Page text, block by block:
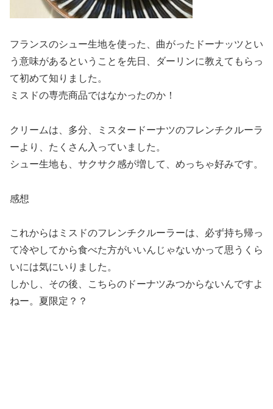
フランスのシュー生地を使った、曲がったドーナッツとい
う意味があるということを先日、ダーリンに教えてもらっ
て初めて知りました。
ミスドの専売商品ではなかったのか！
クリームは、多分、ミスタードーナツのフレンチクルーラ
ーより、たくさん入っていました。
シュー生地も、サクサク感が増して、めっちゃ好みです。
感想
これからはミスドのフレンチクルーラーは、必ず持ち帰っ
て冷やしてから食べた方がいいんじゃないかって思うくら
いには気にいりました。
しかし、その後、こちらのドーナツみつからないんですよ
ねー。夏限定？？